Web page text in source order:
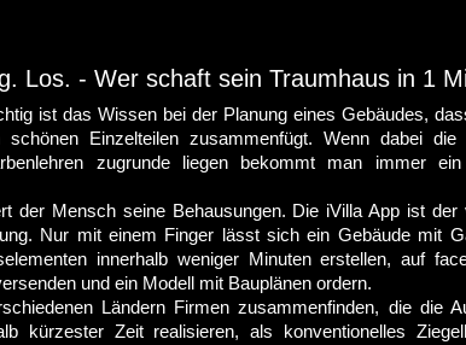
ist das Wissen bei der Planung eines Gebäudes,
Einzelteilen zusammenfügt. Wenn dabei die
zugrunde liegen bekommt man immer
der Mensch seine Behausungen. Die iVilla App ist der
Nur mit einem Finger lässt sich ein Gebäude mit
innerhalb weniger Minuten erstellen, auf
und ein Modell mit Bauplänen ordern.
Ländern Firmen zusammenfinden, die die
kürzester Zeit realisieren, als konventionelles
Los. - Wer schaft sein Traumhaus in 1